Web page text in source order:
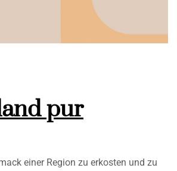
pur
einer Region zu erkosten und zu